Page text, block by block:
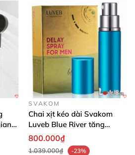
SVAKOM
Chai xịt kéo dài Svakom
Luveb Blue River tăng
cường cương dương hiệu
800.000₫
1.039.000₫ -23%